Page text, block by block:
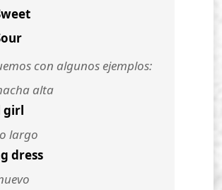
con algunos ejemplos:
alta
girl
largo
dress